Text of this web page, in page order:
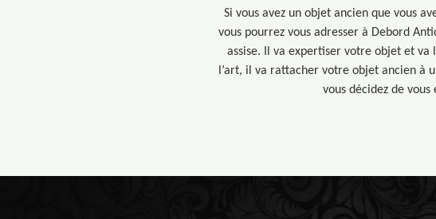
Si vous avez un objet ancien que vous
vous pourrez vous adresser à Debord
assise. Il va expertiser votre objet et va
l’art, il va rattacher votre objet ancien à
vous décidez de vous